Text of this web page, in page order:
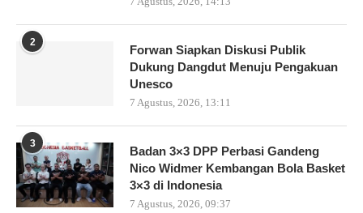
2
Forwan Siapkan Diskusi Publik
Dukung Dangdut Menuju Pengakuan
Unesco
7 Agustus, 2026, 13:11
3
Badan 3×3 DPP Perbasi Gandeng
Nico Widmer Kembangan Bola Basket
3×3 di Indonesia
7 Agustus, 2026, 09:37